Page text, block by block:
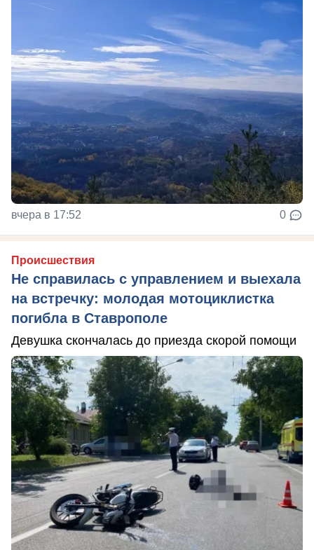
вчера в 17:52 0
Происшествия
Не справилась с управлением и выехала
на встречку: молодая мотоциклистка
погибла в Ставрополе
Девушка скончалась до приезда скорой помощи